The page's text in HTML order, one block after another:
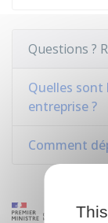
Questions ?
Quelles
entreprise ?
Comment